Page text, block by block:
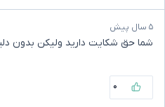
۵ سال پیش
شما حق شکایت دارید ولیکن بدون
۰